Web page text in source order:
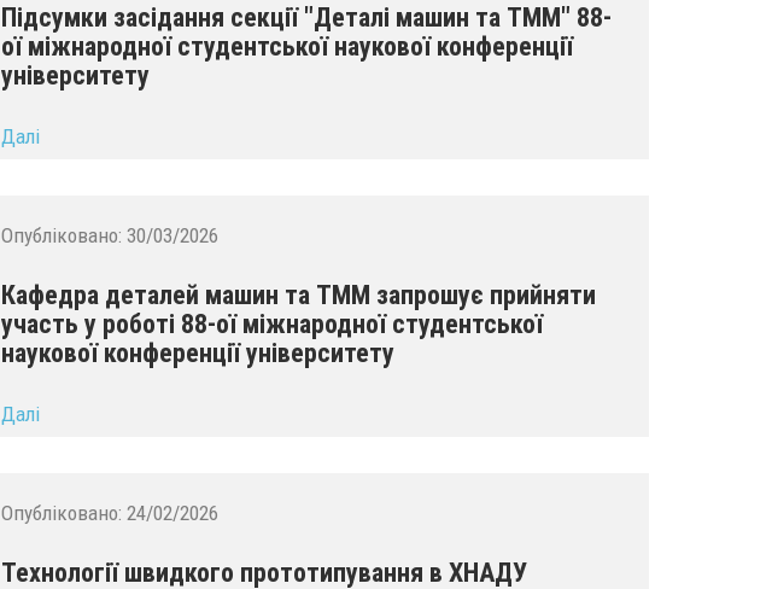
Підсумки засідання секції "Деталі машин та ТММ" 88-
ої міжнародної студентської наукової конференції
університету
Далі
Опубліковано: 30/03/2026
Кафедра деталей машин та ТММ запрошує прийняти
участь у роботі 88-ої міжнародної студентської
наукової конференції університету
Далі
Опубліковано: 24/02/2026
Технології швидкого прототипування в ХНАДУ